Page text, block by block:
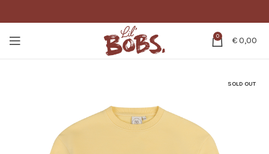
0 €0,00
SOLD OUT